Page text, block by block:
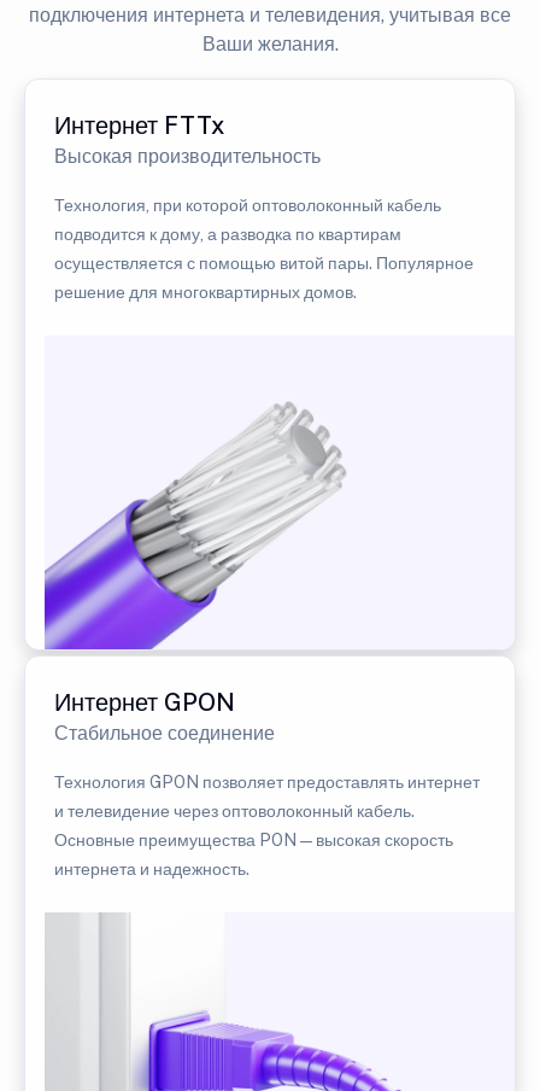
подключения интернета и телевидения, учитывая все
Ваши желания.
Интернет FTTx
Высокая производительность
Технология, при которой оптоволоконный кабель
подводится к дому, а разводка по квартирам
осуществляется с помощью витой пары. Популярное
решение для многоквартирных домов.
Интернет GPON
Стабильное соединение
Технология GPON позволяет предоставлять интернет
и телевидение через оптоволоконный кабель.
Основные преимущества PON — высокая скорость
интернета и надежность.